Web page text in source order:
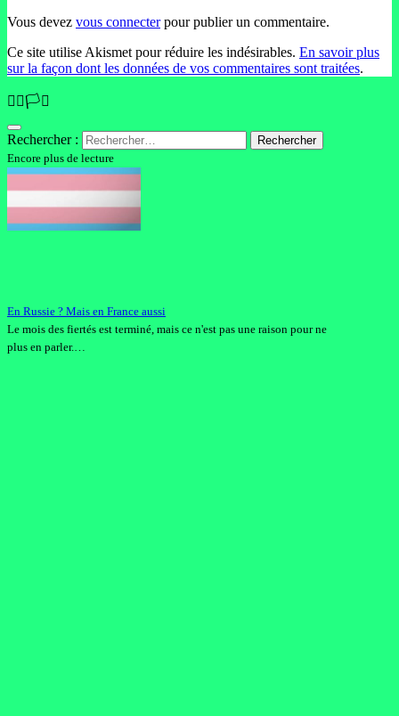
Vous devez vous connecterpour publier un commentaire.
Ce site utilise Akismet pour réduire les indésirables. En savoir plus
sur la façon dont les données de vos commentaires sont traitées.
🏳️‍🌈🏳️‍⚧️
Rechercher :
Encore plus de lecture
En Russie ? Mais en France aussi
Le mois des fiertés est terminé, mais ce n'est pas une raison pour ne
plus en parler.…